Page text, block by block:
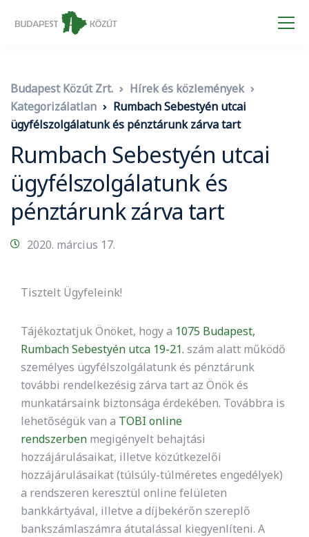
Budapest Közút Zrt.
Hírek és közlemények
Kategorizálatlan
Rumbach Sebestyén utcai
ügyfélszolgálatunk és pénztárunk zárva tart
Rumbach Sebestyén utcai
ügyfélszolgálatunk és
pénztárunk zárva tart
2020. március 17.
Tisztelt Ügyfeleink!
Tájékoztatjuk Önöket, hogy a 1075 Budapest,
Rumbach Sebestyén utca 19-21. szám alatt működő
személyes ügyfélszolgálatunk és pénztárunk
további rendelkezésig zárva tart az Önök és
munkatársaink biztonsága érdekében. Továbbra is
lehetőségük van a TOBI online
rendszerben megigényelt behajtási
hozzájárulásaikat, illetve közútkezelői
hozzájárulásaikat (túlsúly-túlméretes engedélyek)
a rendszeren keresztül online felületen
bankkártyával, illetve a díjbekérőn szereplő
bankszámlaszámra átutalással kiegyenlíteni. A